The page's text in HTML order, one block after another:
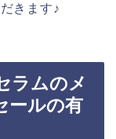
きます♪
ラムのメ
ールの有